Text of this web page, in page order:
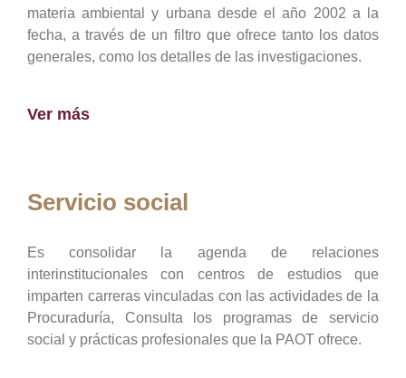
materia ambiental y urbana desde el año 2002 a la
fecha, a través de un filtro que ofrece tanto los datos
generales, como los detalles de las investigaciones.
Ver más
Servicio social
Es consolidar la agenda de relaciones
interinstitucionales con centros de estudios que
imparten carreras vinculadas con las actividades de la
Procuraduría, Consulta los programas de servicio
social y prácticas profesionales que la PAOT ofrece.